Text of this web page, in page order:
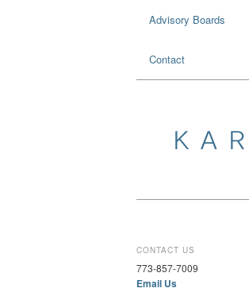
Advisory Boards
Contact
CONTACT US
773-857-7009
Email Us